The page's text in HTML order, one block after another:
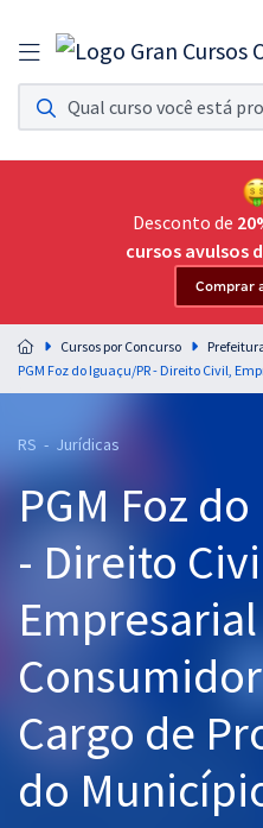
Assinatura Ilimitada 11
Acesso a todos os cursos. Teste grátis
Assinatura OAB Até Passar
Acesso ilimitado a toda preparação
Residências
Preparação completa e intensiva
residências em saúde do Brasil
Cursos 20% OFF
Graduação
OAB
Questões grátis
Desconto de
cursos avulsos
Comprar
Cursos por Concurso
RS - Jurídicas
PGM Foz
- Direito
Cargo de
do